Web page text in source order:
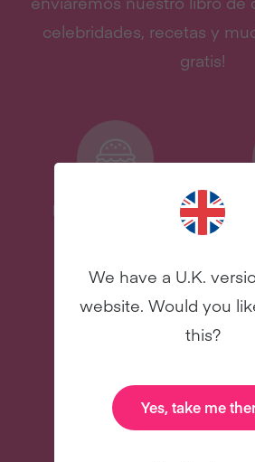
celebridades, recetas y
gratis!
Recetas deliciosas
31 correos
We have a U.K.
website. Would you
this?
Yes, take me